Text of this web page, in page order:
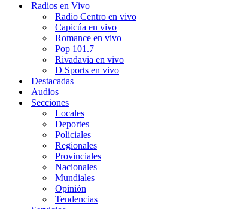
Radios en Vivo
Radio Centro en vivo
Capicúa en vivo
Romance en vivo
Pop 101.7
Rivadavia en vivo
D Sports en vivo
Destacadas
Audios
Secciones
Locales
Deportes
Policiales
Regionales
Provinciales
Nacionales
Mundiales
Opinión
Tendencias